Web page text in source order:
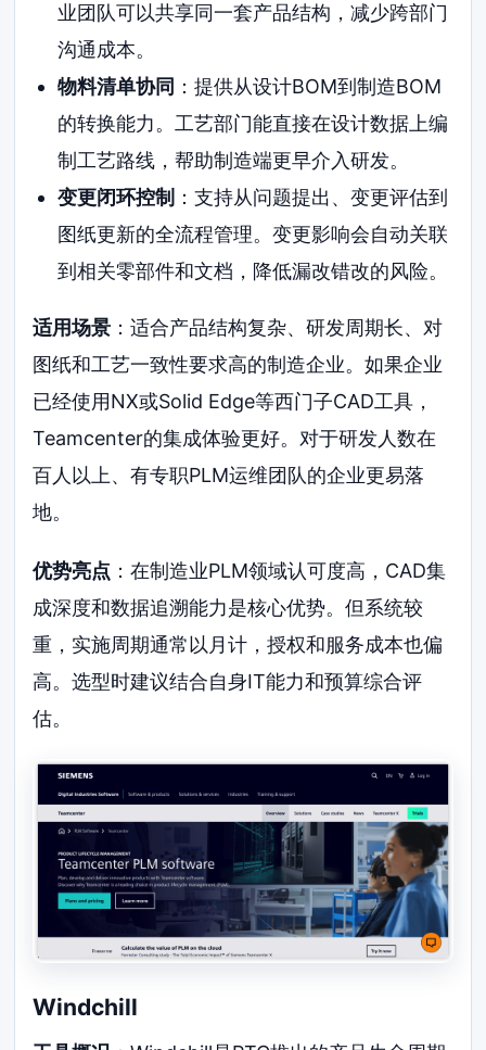
业团队可以共享同一套产品结构，减少跨部门
沟通成本。
物料清单协同 ：提供从设计BOM到制造BOM
的转换能力。工艺部门能直接在设计数据上编
制工艺路线，帮助制造端更早介入研发。
变更闭环控制 ：支持从问题提出、变更评估到
图纸更新的全流程管理。变更影响会自动关联
到相关零部件和文档，降低漏改错改的风险。
适用场景 ：适合产品结构复杂、研发周期长、对
图纸和工艺一致性要求高的制造企业。如果企业
已经使用NX或Solid Edge等西门子CAD工具，
Teamcenter的集成体验更好。对于研发人数在
百人以上、有专职PLM运维团队的企业更易落
地。
优势亮点 ：在制造业PLM领域认可度高，CAD集
成深度和数据追溯能力是核心优势。但系统较
重，实施周期通常以月计，授权和服务成本也偏
高。选型时建议结合自身IT能力和预算综合评
估。
Windchill